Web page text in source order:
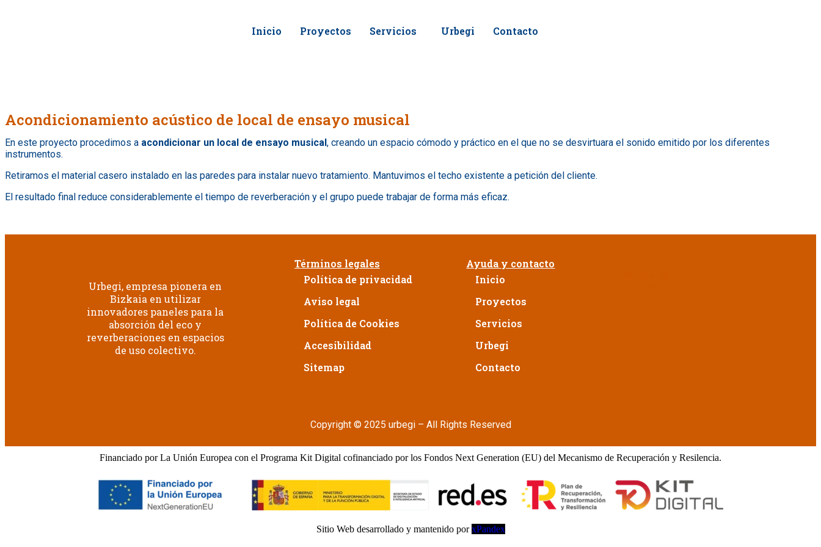
Inicio Proyectos Servicios Urbegi Contacto
Acondicionamiento acústico de local de ensayo musical
En este proyecto procedimos a acondicionar un local de ensayo musical, creando un espacio cómodo y práctico en el que no se desvirtuara el sonido emitido por los diferentes
instrumentos.
Retiramos el material casero instalado en las paredes para instalar nuevo tratamiento. Mantuvimos el techo existente a petición del cliente.
El resultado final reduce considerablemente el tiempo de reverberación y el grupo puede trabajar de forma más eficaz.
Urbegi, empresa pionera en
Bizkaia en utilizar
innovadores paneles para la
absorción del eco y
reverberaciones en espacios
de uso colectivo.
Términos legales
Política de privacidad
Aviso legal
Política de Cookies
Accesibilidad
Sitemap
Ayuda y contacto
Inicio
Proyectos
Servicios
Urbegi
Contacto
Copyright © 2025 urbegi – All Rights Reserved
Financiado por La Unión Europea con el Programa Kit Digital cofinanciado por los Fondos Next Generation (EU) del Mecanismo de Recuperación y Resilencia.
Sitio Web desarrollado y mantenido porxPandex